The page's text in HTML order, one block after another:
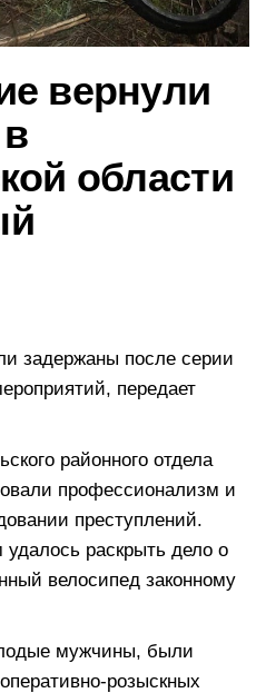
вернули
области
задержаны после серии
передает
районного отдела
профессионализм и
преступлений.
раскрыть дело о
велосипед законному
мужчины, были
розыскных